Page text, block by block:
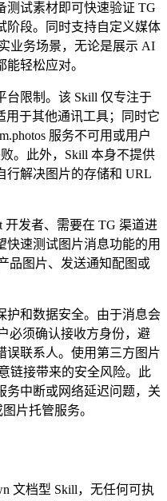
测试素材即可快速验证 TG
阶段。同时支持自定义媒体
业务场景，无论是展示 AI
轻松应对。
台限制。该 Skill 仅专注于
用于其他通讯工具；同时它
服务不可用或用户
。此外，Skill 本身不提供
行解决图片的存储和 URL
开发者、需要在 TG 渠道进
快速测试图片消息功能的用
品图片、发送通知配图或
护和数据安全。由于消息会
必须确认接收方身份，避
误联系人。使用第三方图片
链接带来的安全风险。此
务中断或网络延迟问题，关
片托管服务。
文档型 Skill，无任何可执